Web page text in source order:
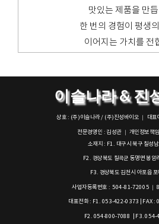
맛있는 제품을 만
한 번의 경험이 평생
이어지는 가치를 전
이슬나라 & 진
상호 : (주)이슬나라 / (주)진성바이오 ｜ 대
전문경영인 : 김성관 ｜ 개인정보책
소재지 : F1. 대구시 북구 칠성
F2. 경상북도 칠곡군 동명면 봉암
F3. 경상북도 김천시 아포읍
사업자등록번호 : 504-81-72005 ｜
대표전화 : F1. 053-422-0373 | FAX :
F2. 054-800-7088 | F3. 054-